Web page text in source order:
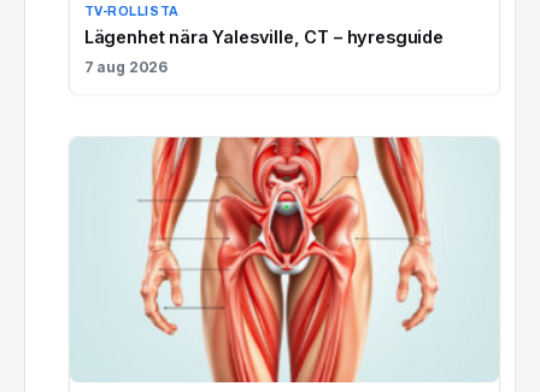
TV-ROLLISTA
Lägenhet nära Yalesville, CT – hyresguide
7 aug 2026